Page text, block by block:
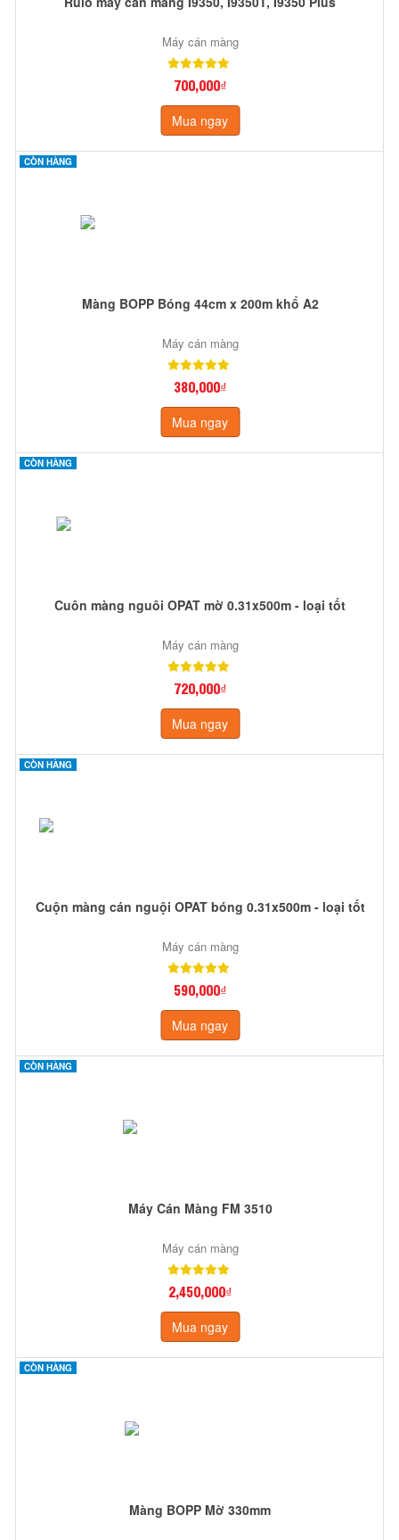
Máy cán màng
700,000₫
Mua ngay
CÒN HÀNG
Màng BOPP Bóng 44cm x 200m khổ A2
Máy cán màng
380,000₫
Mua ngay
CÒN HÀNG
Cuôn màng nguôi OPAT mờ 0.31x500m - loại tốt
Máy cán màng
720,000₫
Mua ngay
CÒN HÀNG
Cuộn màng cán nguội OPAT bóng 0.31x500m - loại tốt
Máy cán màng
590,000₫
Mua ngay
CÒN HÀNG
Máy Cán Màng FM 3510
Máy cán màng
2,450,000₫
Mua ngay
CÒN HÀNG
Màng BOPP Mờ 330mm